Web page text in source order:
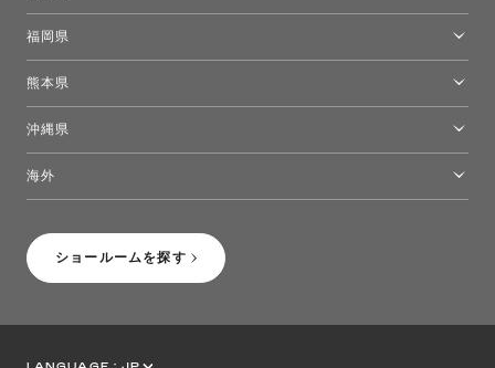
ショールームを探す
福岡県
熊本県
沖縄県
海外